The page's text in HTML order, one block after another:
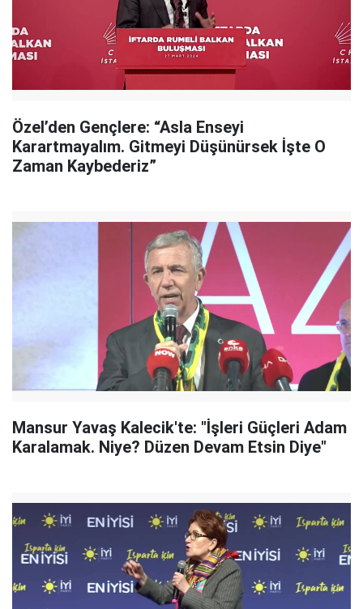
Özel’den Gençlere: “Asla Enseyi
Karartmayalım. Gitmeyi Düşünürsek İşte O
Zaman Kaybederiz”
Mansur Yavaş Kalecik'te: "İşleri Güçleri Adam
Karalamak. Niye? Düzen Devam Etsin Diye"